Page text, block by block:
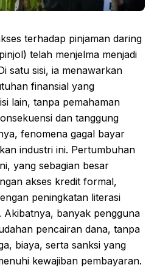
terhadap pinjaman daring
telah menjelma menjadi
satu sisi, ia menawarkan
finansial yang
lain, tanpa pemahaman
dan tanggung
fenomena gagal bayar
industri ini. Pertumbuhan
yang sebagian besar
akses kredit formal,
peningkatan literasi
Akibatnya, banyak pengguna
pencairan dana, tanpa
biaya, serta sanksi yang
kewajiban pembayaran.